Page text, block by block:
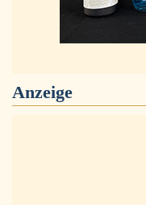
Anzeige